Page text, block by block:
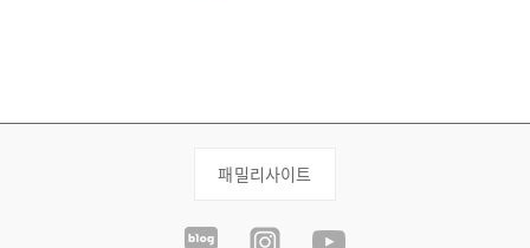
패밀리사이트